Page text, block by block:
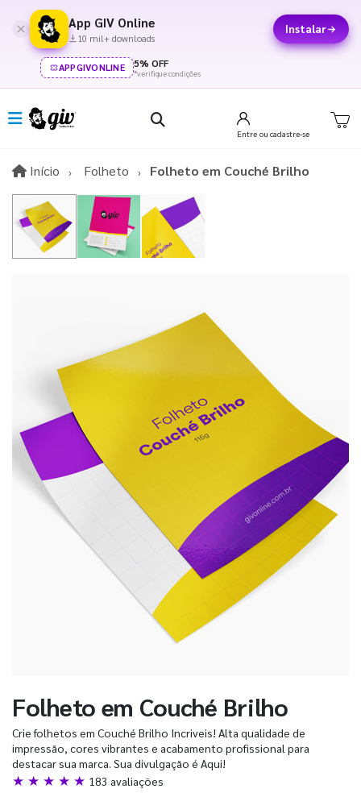
App GIV Online
10 mil+ downloads
Instalar
APPGIVONLINE 5% OFF
*verifique condições
Entre ou cadastre-se
Início InícioFolheto Folheto em Couché Brilho
Folheto em Couché Brilho
Crie folhetos em Couché Brilho Incriveis! Alta qualidade de
impressão, cores vibrantes e acabamento profissional para
destacar sua marca. Sua divulgação é Aqui!
★ ★ ★ ★ ★ 183 avaliações